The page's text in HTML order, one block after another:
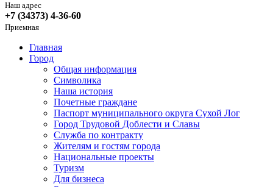
Наш адрес
+7 (34373) 4-36-60
Приемная
Главная
Город
Общая информация
Символика
Наша история
Почетные граждане
Паспорт муниципального округа Сухой Лог
Город Трудовой Доблести и Славы
Служба по контракту
Жителям и гостям города
Национальные проекты
Туризм
Для бизнеса